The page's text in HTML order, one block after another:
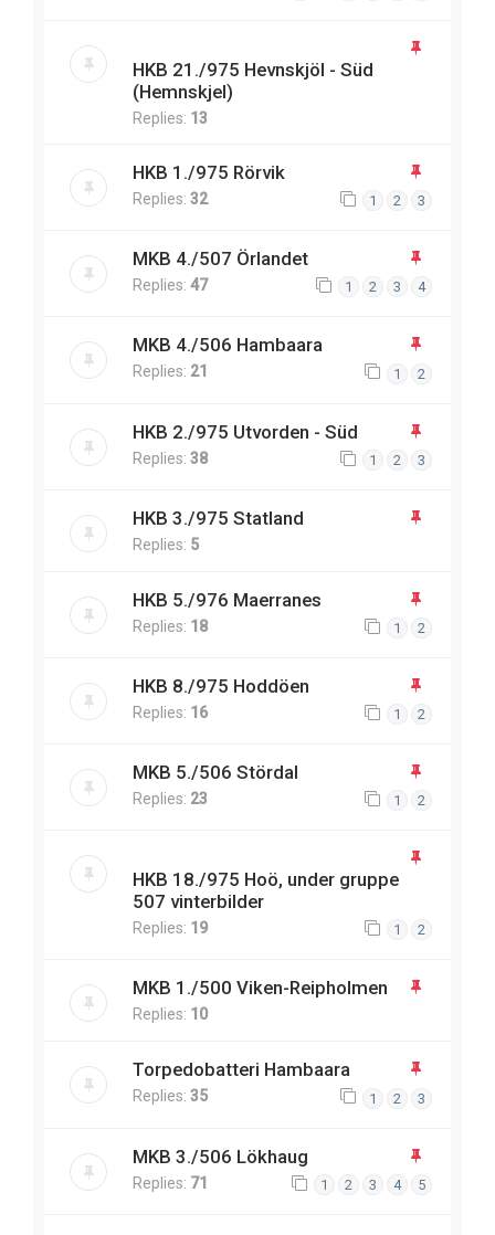
HKB 21./975 Hevnskjöl - Süd
(Hemnskjel)
Replies: 13
HKB 1./975 Rörvik
Replies: 32 1 2 3
MKB 4./507 Örlandet
Replies: 47 1 2 3 4
MKB 4./506 Hambaara
Replies: 21 1 2
HKB 2./975 Utvorden - Süd
Replies: 38 1 2 3
HKB 3./975 Statland
Replies: 5
HKB 5./976 Maerranes
Replies: 18 1 2
HKB 8./975 Hoddöen
Replies: 16 1 2
MKB 5./506 Stördal
Replies: 23 1 2
HKB 18./975 Hoö, under gruppe
507 vinterbilder
Replies: 19 1 2
MKB 1./500 Viken-Reipholmen
Replies: 10
Torpedobatteri Hambaara
Replies: 35 1 2 3
MKB 3./506 Lökhaug
Replies: 71 1 2 3 4 5